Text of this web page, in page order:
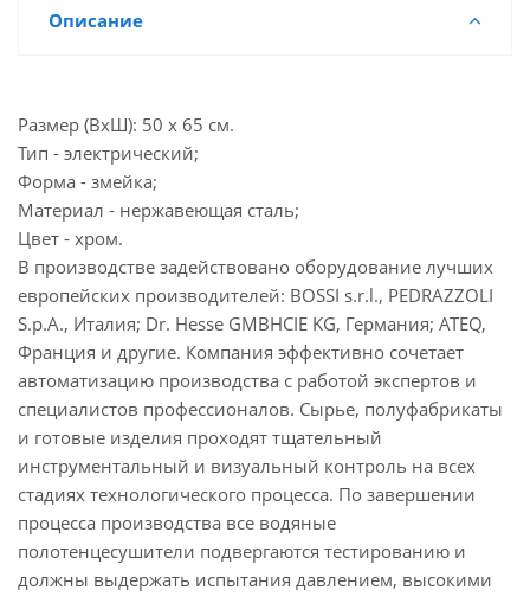
Описание
Размер (ВхШ): 50 х 65 см.
Тип - электрический;
Форма - змейка;
Материал - нержавеющая сталь;
Цвет - хром.
В производстве задействовано оборудование лучших
европейских производителей: BOSSI s.r.l., PEDRAZZOLI
S.p.A., Италия; Dr. Hesse GMBHCIE KG, Германия; ATEQ,
Франция и другие. Компания эффективно сочетает
автоматизацию производства с работой экспертов и
специалистов профессионалов. Сырье, полуфабрикаты
и готовые изделия проходят тщательный
инструментальный и визуальный контроль на всех
стадиях технологического процесса. По завершении
процесса производства все водяные
полотенцесушители подвергаются тестированию и
должны выдержать испытания давлением, высокими